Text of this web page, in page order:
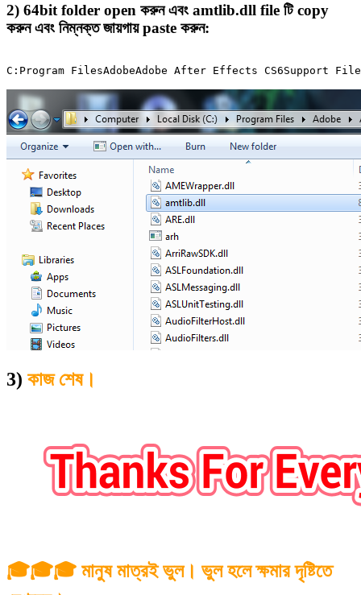
2) 64bit folder open করুন এবং amtlib.dll file টি copy
করুন এবং নিম্নক্ত জায়গায় paste করুন:
C:Program FilesAdobeAdobe After Effects CS6Support
3) কাজ শেষ।
🎓🎓🎓 মানুষ মাত্রই ভুল। ভুল হলে ক্ষমার দৃষ্টিতে